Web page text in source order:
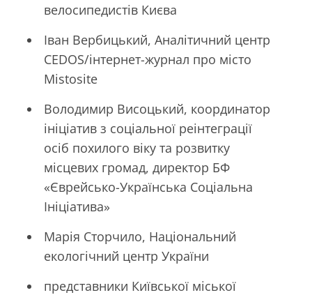
велосипедистів Києва
Іван Вербицький, Аналітичний центр
CEDOS/інтернет-журнал про місто
Mistosite
Володимир Висоцький, координатор
ініціатив з соціальної реінтеграції
осіб похилого віку та розвитку
місцевих громад, директор БФ
«Єврейсько-Українська Соціальна
Ініціатива»
Марія Сторчило, Національний
екологічний центр України
представники Київської міської